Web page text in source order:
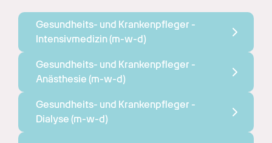
Gesundheits- und Krankenpfleger -
Intensivmedizin (m-w-d)
Gesundheits- und Krankenpfleger -
Anästhesie (m-w-d)
Gesundheits- und Krankenpfleger -
Dialyse (m-w-d)